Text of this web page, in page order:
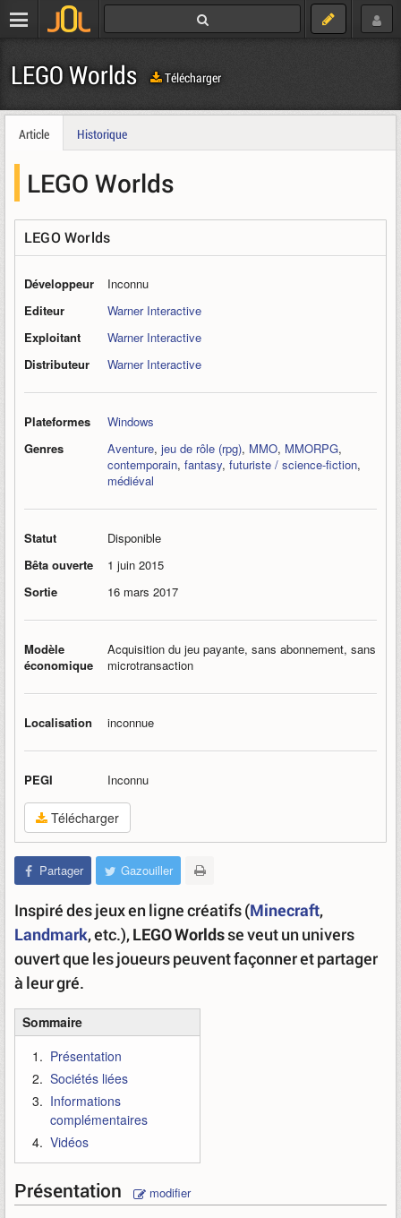
LEGO Worlds Télécharger
Article Historique
LEGO Worlds
LEGO Worlds
Développeur
Inconnu
Editeur
Warner Interactive
Exploitant
Warner Interactive
Distributeur
Warner Interactive
Plateformes
Windows
Genres
Aventure, jeu de rôle (rpg), MMO, MMORPG,
contemporain, fantasy, futuriste / science-fiction,
médiéval
Statut
Disponible
Bêta ouverte
1 juin 2015
Sortie
16 mars 2017
Modèle
économique
Acquisition du jeu payante, sans abonnement, sans
microtransaction
Localisation inconnue
PEGI Inconnu
Télécharger
Partager Gazouiller
Inspiré des jeux en ligne créatifs (Minecraft,
Landmark, etc.),LEGO Worldsse veut un univers
ouvert que les joueurs peuvent façonner et partager
à leur gré.
Sommaire
Présentation
Sociétés liées
Informations
complémentaires
Vidéos
Présentation modifier